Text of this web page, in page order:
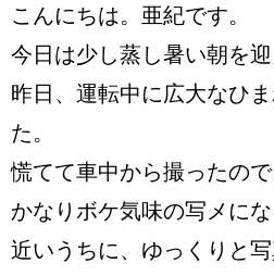
こんにちは。亜紀です。
今日は少し蒸し暑い朝を迎
昨日、運転中に広大なひ
た。
慌てて車中から撮ったので
かなりボケ気味の写メにな
近いうちに、ゆっくりと